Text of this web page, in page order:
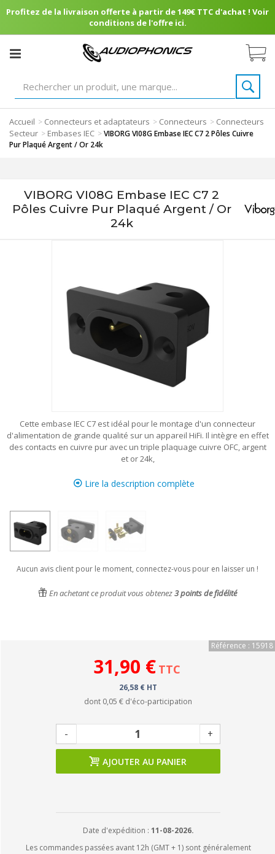
Profitez de la livraison offerte à partir de 149€ TTC d'achat ! Voir
conditions de l'offre ici.
Accueil > Connecteurs et adaptateurs > Connecteurs > Connecteurs
Secteur > Embases IEC >VIBORG VI08G Embase IEC C7 2 Pôles Cuivre
Pur Plaqué Argent / Or 24k
VIBORG VI08G Embase IEC C7 2
Pôles Cuivre Pur Plaqué Argent / Or
24k
Cette embase IEC C7 est idéal pour le montage d'un connecteur
d'alimentation de grande qualité sur un appareil HiFi. Il intègre en effet
des contacts en cuivre pur avec un triple plaquage cuivre OFC, argent
et or 24k,
Lire la description complète
Aucun avis client pour le moment, connectez-vous pour en laisser un !
En achetant ce produit vous obtenez3points de fidélité
Référence : 15918
31,90 € TTC
26,58 € HT
dont 0,05 € d'éco-participation
- +
AJOUTER AU PANIER
Date d'expédition : 11-08-2026.
Les commandes passées avant 12h (GMT + 1) sont généralement